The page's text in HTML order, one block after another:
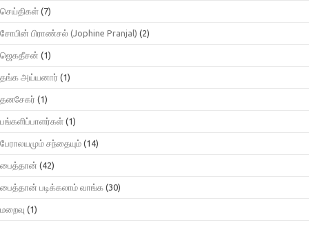
செய்திகள் (7)
சோபின் பிராண்சல் (Jophine Pranjal) (2)
ஜெகதீசன் (1)
தங்க அய்யனார் (1)
தனசேகர் (1)
பங்களிப்பாளர்கள் (1)
பேராலயமும் சந்தையும் (14)
பைத்தான் (42)
பைத்தான் படிக்கலாம் வாங்க (30)
மறைவு (1)